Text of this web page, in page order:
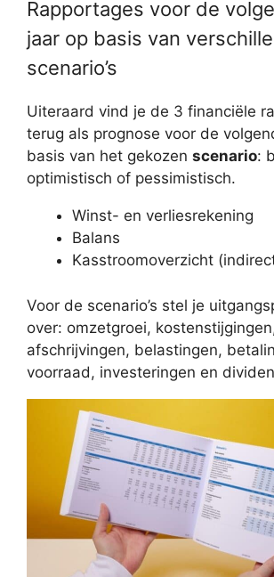
Rapportages voor de
jaar op basis van
scenario’s
Uiteraard vind je de 3 financiële
terug als prognose voor de
basis van het gekozen scenario:
optimistisch of pessimistisch.
Winst- en verliesrekening
Balans
Kasstroomoverzicht
Voor de scenario’s stel je
over: omzetgroei,
afschrijvingen, belastingen,
voorraad, investeringen en